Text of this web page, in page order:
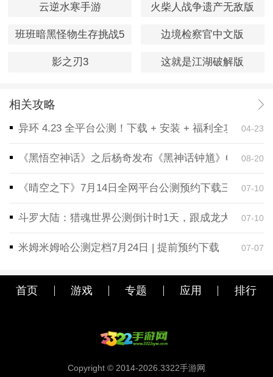
云逆水寒手游 火柴人战争遗产无敌版
班班暗黑怪物生存挑战5 边境检察官中文版
影之刃3 这就是江湖破解版
相关攻略
异环 4.23 全平台公测！下载 + 安装 + 福利全攻略，一
04-23
《黑悟空神话》之后杨奇发布《黑神话钟馗》CG！预
08-20
《晴空之下》7月14日全网平台公测预约下载三端同步
07-10
斗罗大陆：猎魂世界公测倒计时1天，跟成龙大哥一起
07-10
米姆米姆哈公测定档7月24日 | 提前预约下载 07-07
首页 游戏 专题 应用 排行
Copyright © 2014-2026.3322手游网